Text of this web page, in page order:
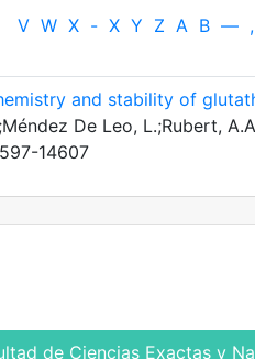
V W X - X Y Z Α Β — ,
and stability of
De Leo, L.;Rubert,
14607
de Ciencias Exactas y